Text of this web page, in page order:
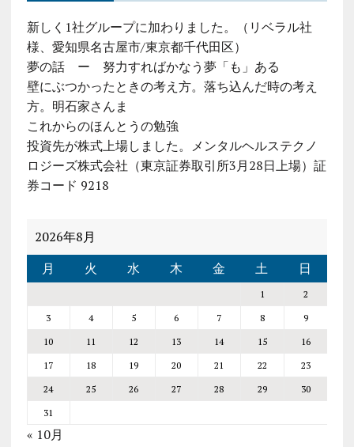
新しく1社グループに加わりました。（リベラル社
様、愛知県名古屋市/東京都千代田区）
夢の話 ー 努力すればかなう夢「も」ある
壁にぶつかったときの考え方。落ち込んだ時の考え
方。明石家さんま
これからのほんとうの勉強
投資先が株式上場しました。メンタルヘルステクノ
ロジーズ株式会社（東京証券取引所3月28日上場）証
券コード 9218
2026年8月
月
火 水 木 金 土 日
1
2
3
4 5 6 7 8
9
10
11 12 13 14 15
16
17
18 19 20 21 22
23
24
25 26 27 28 29
30
31
« 10月